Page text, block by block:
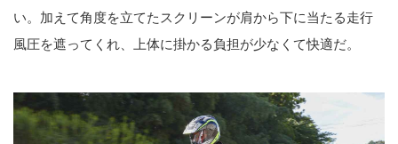
い。加えて角度を立てたスクリーンが肩から下に当たる走行
風圧を遮ってくれ、上体に掛かる負担が少なくて快適だ。